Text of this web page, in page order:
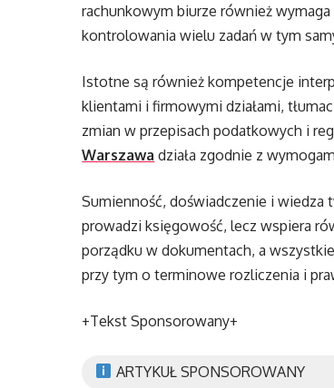
rachunkowym biurze również
kontrolowania wielu zadań w tym
Istotne są również kompetencje
klientami i firmowymi działami,
zmian w przepisach podatkowych i
Warszawa działa zgodnie z
Sumienność, doświadczenie i
prowadzi księgowość, lecz wspiera
porządku w dokumentach, a
przy tym o terminowe rozliczenia i
+Tekst Sponsorowany+
ARTYKUŁ SPONSOROWANY